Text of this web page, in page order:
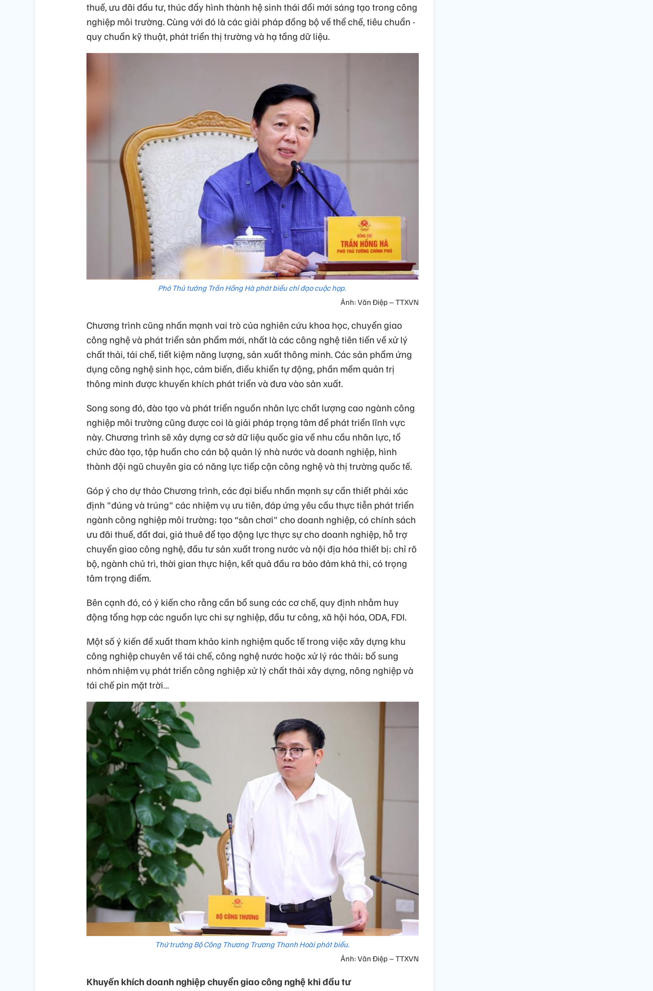
thuế, ưu đãi đầu tư, thúc đẩy hình thành hệ sinh thái đổi mới sáng tạo trong công
nghiệp môi trường. Cùng với đó là các giải pháp đồng bộ về thể chế, tiêu chuẩn -
quy chuẩn kỹ thuật, phát triển thị trường và hạ tầng dữ liệu.
Phó Thủ tướng Trần Hồng Hà phát biểu chỉ đạo cuộc họp.
Ảnh: Văn Điệp – TTXVN
Chương trình cũng nhấn mạnh vai trò của nghiên cứu khoa học, chuyển giao
công nghệ và phát triển sản phẩm mới, nhất là các công nghệ tiên tiến về xử lý
chất thải, tái chế, tiết kiệm năng lượng, sản xuất thông minh. Các sản phẩm ứng
dụng công nghệ sinh học, cảm biến, điều khiển tự động, phần mềm quản trị
thông minh được khuyến khích phát triển và đưa vào sản xuất.
Song song đó, đào tạo và phát triển nguồn nhân lực chất lượng cao ngành công
nghiệp môi trường cũng được coi là giải pháp trọng tâm để phát triển lĩnh vực
này. Chương trình sẽ xây dựng cơ sở dữ liệu quốc gia về nhu cầu nhân lực, tổ
chức đào tạo, tập huấn cho cán bộ quản lý nhà nước và doanh nghiệp, hình
thành đội ngũ chuyên gia có năng lực tiếp cận công nghệ và thị trường quốc tế.
Góp ý cho dự thảo Chương trình, các đại biểu nhấn mạnh sự cần thiết phải xác
định "đúng và trúng" các nhiệm vụ ưu tiên, đáp ứng yêu cầu thực tiễn phát triển
ngành công nghiệp môi trường; tạo “sân chơi" cho doanh nghiệp, có chính sách
ưu đãi thuế, đất đai, giá thuê để tạo động lực thực sự cho doanh nghiệp, hỗ trợ
chuyển giao công nghệ, đầu tư sản xuất trong nước và nội địa hóa thiết bị; chỉ rõ
bộ, ngành chủ trì, thời gian thực hiện, kết quả đầu ra bảo đảm khả thi, có trọng
tâm trọng điểm.
Bên cạnh đó, có ý kiến cho rằng cần bổ sung các cơ chế, quy định nhằm huy
động tổng hợp các nguồn lực chi sự nghiệp, đầu tư công, xã hội hóa, ODA, FDI.
Một số ý kiến đề xuất tham khảo kinh nghiệm quốc tế trong việc xây dựng khu
công nghiệp chuyên về tái chế, công nghệ nước hoặc xử lý rác thải; bổ sung
nhóm nhiệm vụ phát triển công nghiệp xử lý chất thải xây dựng, nông nghiệp và
tái chế pin mặt trời…
Thứ trưởng Bộ Công Thương Trương Thanh Hoài phát biểu.
Ảnh: Văn Điệp – TTXVN
Khuyến khích doanh nghiệp chuyển giao công nghệ khi đầu tư